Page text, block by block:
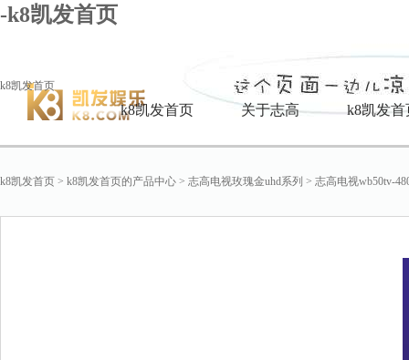
-k8凯发首页
k8凯发首页
k8凯发首页 关于志高 k8凯发
k8凯发首页 > k8凯发首页的产品中心 > 志高电视玫瑰金uhd系列 > 志高电视wb50tv-